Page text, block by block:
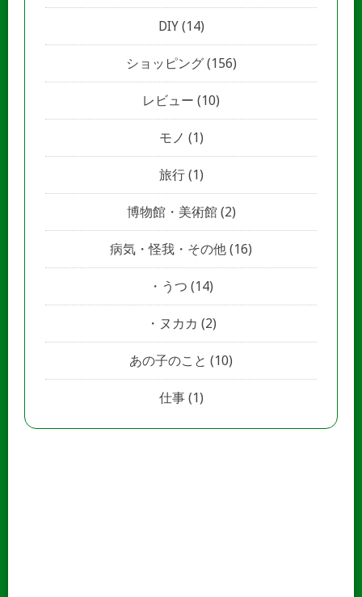
DIY(14)
ショッピング(156)
レビュー (10)
モノ (1)
旅行(1)
博物館・美術館(2)
病気・怪我・その他 (16)
うつ (14)
ヌカカ (2)
あの子のこと (10)
仕事(1)